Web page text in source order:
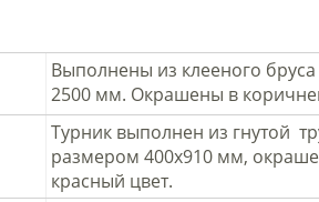
Выполнены из клееного
2500 мм. Окрашены в
Турник выполнен из гнутой
размером 400х910 мм,
красный цвет.